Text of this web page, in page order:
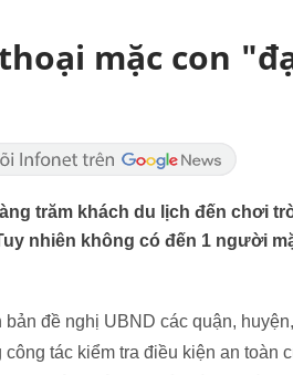
mặc con
trăm khách du lịch đến chơi
nhiên không có đến 1 người
đề nghị UBND các quận,
tác kiểm tra điều kiện an toàn